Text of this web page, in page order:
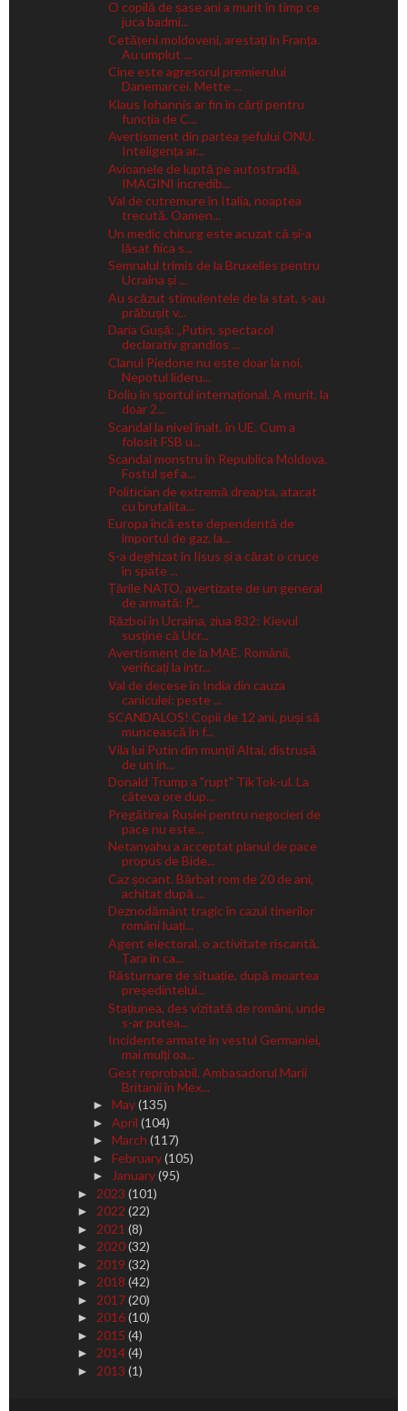
O copilă de șase ani a murit în timp ce
juca badmi...
Cetățeni moldoveni, arestați în Franța.
Au umplut ...
Cine este agresorul premierului
Danemarcei. Mette ...
Klaus Iohannis ar fin în cărți pentru
funcția de C...
Avertisment din partea șefului ONU.
Inteligența ar...
Avioanele de luptă pe autostradă,
IMAGINI incredib...
Val de cutremure în Italia, noaptea
trecută. Oamen...
Un medic chirurg este acuzat că și-a
lăsat fiica s...
Semnalul trimis de la Bruxelles pentru
Ucraina și ...
Au scăzut stimulentele de la stat, s-au
prăbușit v...
Daria Gușă: „Putin, spectacol
declarativ grandios ...
Clanul Piedone nu este doar la noi.
Nepotul lideru...
Doliu în sportul internațional. A murit, la
doar 2...
Scandal la nivel înalt, în UE. Cum a
folosit FSB u...
Scandal monstru în Republica Moldova.
Fostul șef a...
Politician de extremă dreapta, atacat
cu brutalita...
Europa încă este dependentă de
importul de gaz, la...
S-a deghizat în Iisus și a cărat o cruce
în spate ...
Țările NATO, avertizate de un general
de armată: P...
Război în Ucraina, ziua 832: Kievul
susține că Ucr...
Avertisment de la MAE. Românii,
verificați la intr...
Val de decese în India din cauza
caniculei: peste ...
SCANDALOS! Copii de 12 ani, puși să
muncească în f...
Vila lui Putin din munții Altai, distrusă
de un in...
Donald Trump a "rupt" TikTok-ul. La
câteva ore dup...
Pregătirea Rusiei pentru negocieri de
pace nu este...
Netanyahu a acceptat planul de pace
propus de Bide...
Caz șocant. Bărbat rom de 20 de ani,
achitat după ...
Deznodământ tragic în cazul tinerilor
români luați...
Agent electoral, o activitate riscantă.
Țara în ca...
Răsturnare de situație, după moartea
președintelui...
Stațiunea, des vizitată de români, unde
s-ar putea...
Incidente armate în vestul Germaniei,
mai mulți oa...
Gest reprobabil. Ambasadorul Marii
Britanii în Mex...
► May(135)
► April (104)
► March (117)
► February(105)
► January(95)
► 2023 (101)
► 2022 (22)
► 2021 (8)
► 2020(32)
► 2019 (32)
► 2018 (42)
► 2017(20)
► 2016(10)
► 2015 (4)
► 2014(4)
► 2013 (1)